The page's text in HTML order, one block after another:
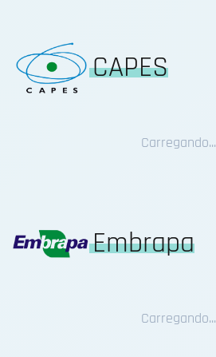
CAPES
Carregando...
Embrapa
Carregando...